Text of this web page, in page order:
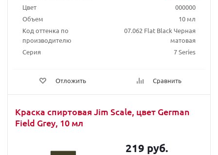
Цвет
000000
Объем
10 мл
Код оттенка по
производителю
07.062 Flat Black Черная
матовая
Серия
7 Series
Отложить Сравнить
Краска спиртовая Jim Scale, цвет German
Field Grey, 10 мл
219 руб.